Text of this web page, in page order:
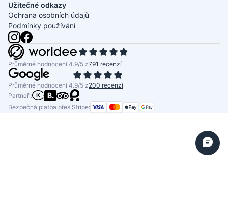
Užitečné odkazy
Ochrana osobních údajů
Podmínky používání
Průměrné hodnocení 4.9/5 z791 recenzí
Průměrné hodnocení 4.9/5 z200 recenzí
Partneři:
Bezpečná platba přes Stripe: